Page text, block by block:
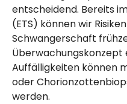
entscheidend. Bereits
(ETS) können wir
Schwangerschaft
Auffälligkeiten können
oder
werden.